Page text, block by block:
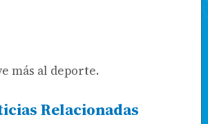
más al deporte.
Relacionadas